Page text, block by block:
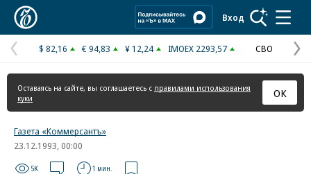
Вход
Предыдущая
страница
$ 82,16 € 94,83 ¥ 12,24 IMOEX 2293,57 СВО
Оставаясь на сайте, вы соглашаетесь с правилами использования
куки
ОК
Газета «Коммерсантъ»
23.12.1993, 00:00
5K 1 мин.